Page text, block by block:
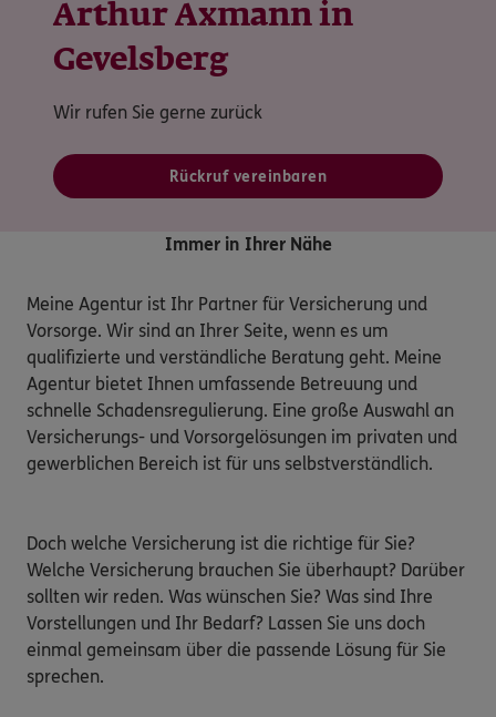
Arthur Axmann in
Gevelsberg
Wir rufen Sie gerne zurück
Rückruf vereinbaren
Immer in Ihrer Nähe
Meine Agentur ist Ihr Partner für Versicherung und
Vorsorge. Wir sind an Ihrer Seite, wenn es um
qualifizierte und verständliche Beratung geht. Meine
Agentur bietet Ihnen umfassende Betreuung und
schnelle Schadensregulierung. Eine große Auswahl an
Versicherungs- und Vorsorgelösungen im privaten und
gewerblichen Bereich ist für uns selbstverständlich.
Doch welche Versicherung ist die richtige für Sie?
Welche Versicherung brauchen Sie überhaupt? Darüber
sollten wir reden. Was wünschen Sie? Was sind Ihre
Vorstellungen und Ihr Bedarf? Lassen Sie uns doch
einmal gemeinsam über die passende Lösung für Sie
sprechen.